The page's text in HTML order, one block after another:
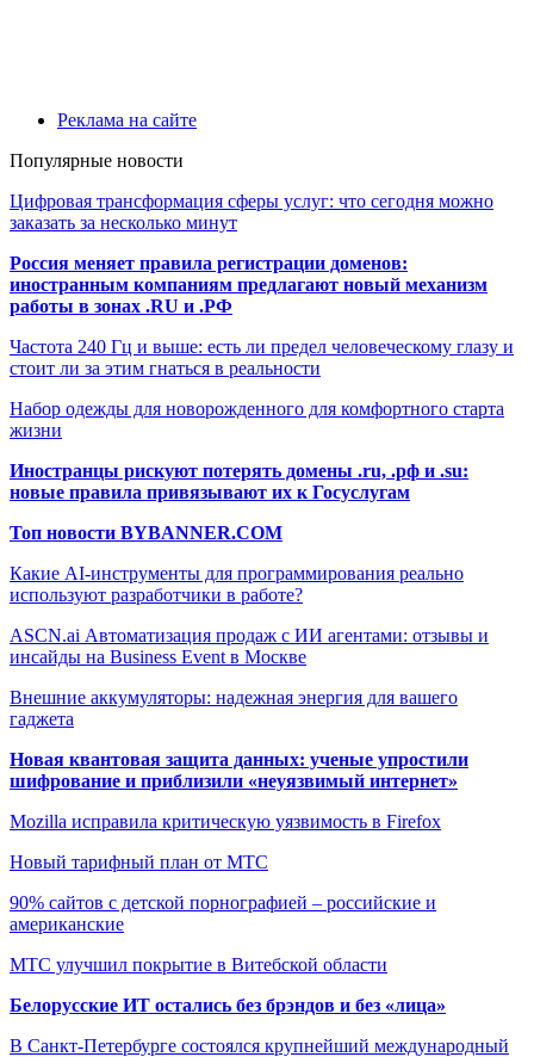
Реклама на сайте
Популярные новости
Цифровая трансформация сферы услуг: что сегодня можно
заказать за несколько минут
Россия меняет правила регистрации доменов:
иностранным компаниям предлагают новый механизм
работы в зонах .RU и .РФ
Частота 240 Гц и выше: есть ли предел человеческому глазу и
стоит ли за этим гнаться в реальности
Набор одежды для новорожденного для комфортного старта
жизни
Иностранцы рискуют потерять домены .ru, .рф и .su:
новые правила привязывают их к Госуслугам
Топ новости BYBANNER.COM
Какие AI-инструменты для программирования реально
используют разработчики в работе?
ASCN.ai Автоматизация продаж с ИИ агентами: отзывы и
инсайды на Business Event в Москве
Внешние аккумуляторы: надежная энергия для вашего
гаджета
Новая квантовая защита данных: ученые упростили
шифрование и приблизили «неуязвимый интернет»
Mozilla исправила критическую уязвимость в Firefox
Новый тарифный план от МТС
90% сайтов с детской порнографией – российские и
американские
МТС улучшил покрытие в Витебской области
Белорусские ИТ остались без брэндов и без «лица»
В Санкт-Петербурге состоялся крупнейший международный